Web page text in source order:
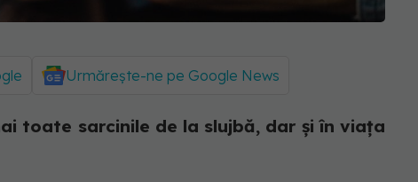
Urmărește-ne pe Google News
toate sarcinile de la slujbă, dar și în viața